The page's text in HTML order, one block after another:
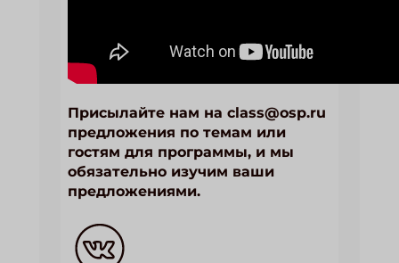
Присылайте нам на class@osp.ru
предложения по темам или
гостям для программы, и мы
обязательно изучим ваши
предложениями.